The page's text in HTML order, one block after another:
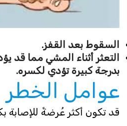
السقوط بعد القفز.
التعثر أثناء المشي مما قد
بدرجة كبيرة تؤدي لكسره.
عوامل الخطر
قد تكون أكثر عُرضةً للإصابة